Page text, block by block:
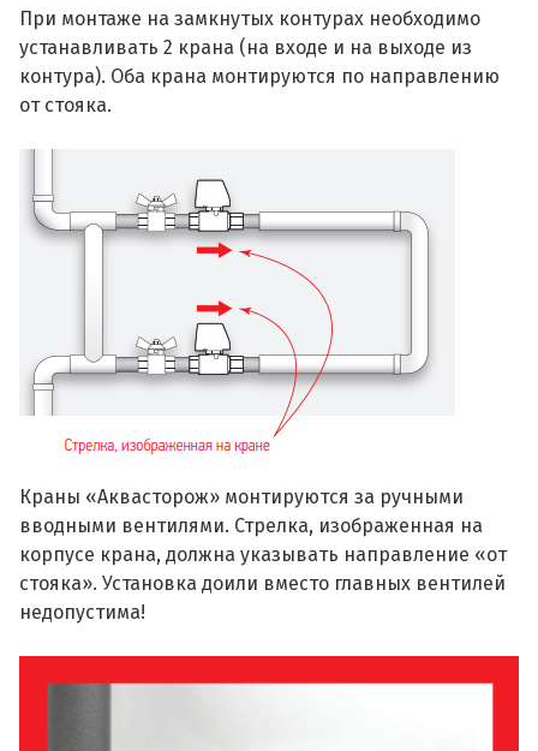
При монтаже на замкнутых контурах необходимо
устанавливать 2 крана (на входе и на выходе из
контура). Оба крана монтируются по направлению
от стояка.
Краны «Аквасторож» монтируются за ручными
вводными вентилями. Стрелка, изображенная на
корпусе крана, должна указывать направление «от
стояка». Установка доили вместо главных вентилей
недопустима!